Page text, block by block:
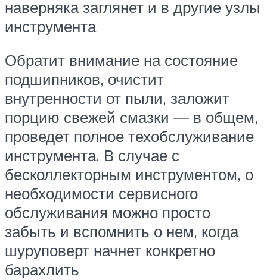
наверняка заглянет и в другие узлы
инструмента
Обратит внимание на состояние
подшипников, очистит
внутренности от пыли, заложит
порцию свежей смазки — в общем,
проведет полное техобслуживание
инструмента. В случае с
бесколлекторным инструментом, о
необходимости сервисного
обслуживания можно просто
забыть и вспомнить о нем, когда
шуруповерт начнет конкретно
барахлить